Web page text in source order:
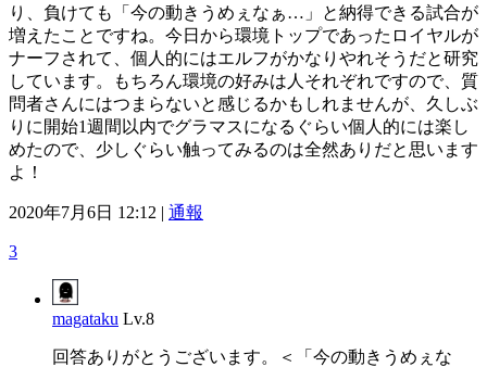
り、負けても「今の動きうめぇなぁ…」と納得できる試合が
増えたことですね。今日から環境トップであったロイヤルが
ナーフされて、個人的にはエルフがかなりやれそうだと研究
しています。もちろん環境の好みは人それぞれですので、質
問者さんにはつまらないと感じるかもしれませんが、久しぶ
りに開始1週間以内でグラマスになるぐらい個人的には楽し
めたので、少しぐらい触ってみるのは全然ありだと思います
よ！
2020年7月6日 12:12 | 通報
3
magataku Lv.8
回答ありがとうございます。＜「今の動きうめぇな